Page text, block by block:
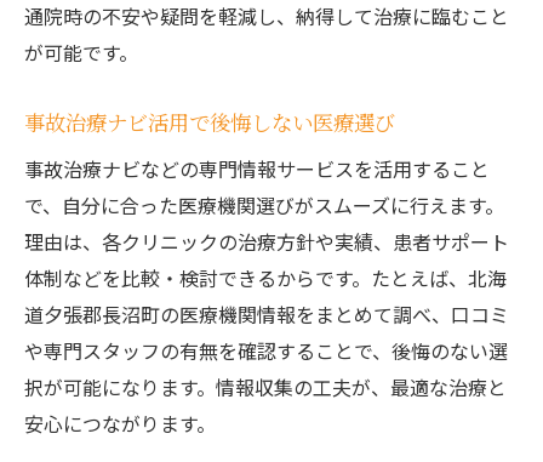
通院時の不安や疑問を軽減し、納得して治療に臨むこと
が可能です。
事故治療ナビ活用で後悔しない医療選び
事故治療ナビなどの専門情報サービスを活用すること
で、自分に合った医療機関選びがスムーズに行えます。
理由は、各クリニックの治療方針や実績、患者サポート
体制などを比較・検討できるからです。たとえば、北海
道夕張郡長沼町の医療機関情報をまとめて調べ、口コミ
や専門スタッフの有無を確認することで、後悔のない選
択が可能になります。情報収集の工夫が、最適な治療と
安心につながります。